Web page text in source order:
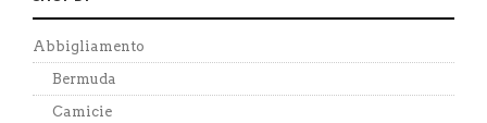
Abbigliamento
Bermuda
Camicie